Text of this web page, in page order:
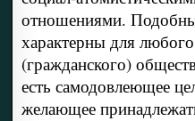
отношениями.
характерны для
(гражданского)
есть самодовлеющее
желающее